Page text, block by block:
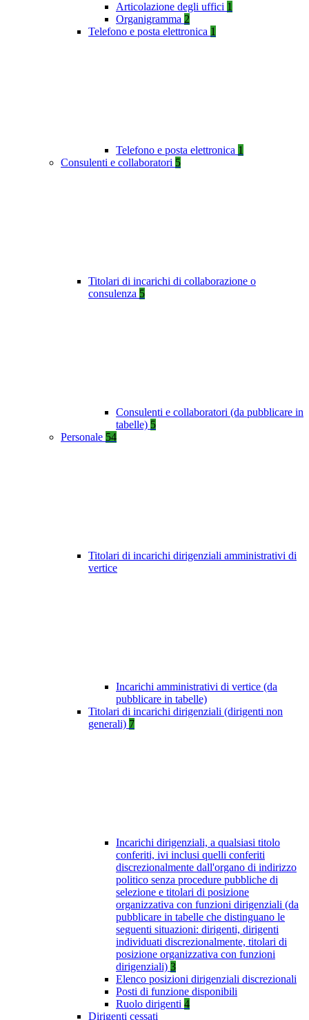
Articolazione degli uffici 1
Organigramma 2
Telefono e posta elettronica 1
Telefono e posta elettronica 1
Consulenti e collaboratori 5
Titolari di incarichi di collaborazione o
consulenza 5
Consulenti e collaboratori (da pubblicare in
tabelle) 5
Personale 54
Titolari di incarichi dirigenziali amministrativi di
vertice
Incarichi amministrativi di vertice (da
pubblicare in tabelle)
Titolari di incarichi dirigenziali (dirigenti non
generali) 7
Incarichi dirigenziali, a qualsiasi titolo
conferiti, ivi inclusi quelli conferiti
discrezionalmente dall'organo di indirizzo
politico senza procedure pubbliche di
selezione e titolari di posizione
organizzativa con funzioni dirigenziali (da
pubblicare in tabelle che distinguano le
seguenti situazioni: dirigenti, dirigenti
individuati discrezionalmente, titolari di
posizione organizzativa con funzioni
dirigenziali) 3
Elenco posizioni dirigenziali discrezionali
Posti di funzione disponibili
Ruolo dirigenti 4
Dirigenti cessati